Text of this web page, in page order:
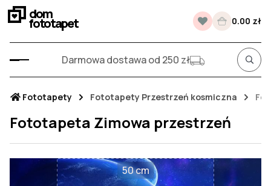
dom
fototapet 0.00 zł
Darmowa dostawa od 250 zł
Fototapety Fototapety Przestrzeń kosmiczna
Fototapeta Zimowa przestrzeń
50 cm